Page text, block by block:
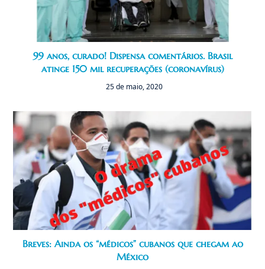
99 anos, curado! Dispensa comentários. Brasil
atinge 150 mil recuperações (coronavírus)
25 de maio, 2020
Breves: Ainda os “médicos” cubanos que chegam ao
México